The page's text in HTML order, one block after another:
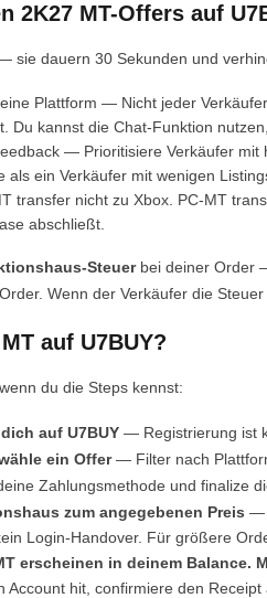
2K27 MT-Offers auf
sie dauern 30 Sekunden und
Plattform — Nicht jeder
kannst die Chat-Funktion
— Prioritisiere Verkäufer
als ein Verkäufer mit wenigen
transfer nicht zu Xbox. PC-MT
abschließt.
Steuerbei deiner Order
Wenn der Verkäufer die
auf U7BUY?
du die Steps kennst:
auf U7BUY — Registrierung ist
ein Offer— Filter nach
Zahlungsmethode und finalize
zum angegebenen Preis —
Login-Handover. Für größere
erscheinen in deinem Balance.
hit, confirmiere den